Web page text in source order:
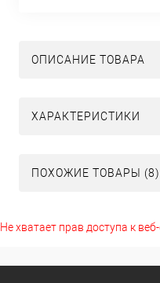
ОПИСАНИЕ ТОВАРА
ХАРАКТЕРИСТИКИ
ПОХОЖИЕ ТОВАРЫ (8)
Не хватает прав доступа к